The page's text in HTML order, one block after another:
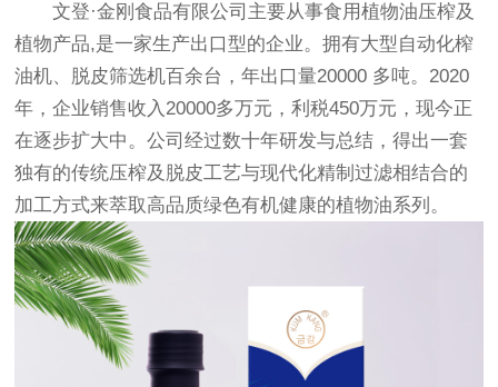
文登·金刚食品有限公司主要从事食用植物油压榨及
植物产品,是一家生产出口型的企业。拥有大型自动化榨
油机、脱皮筛选机百余台，年出口量20000 多吨。2020
年，企业销售收入20000多万元，利税450万元，现今正
在逐步扩大中。公司经过数十年研发与总结，得出一套
独有的传统压榨及脱皮工艺与现代化精制过滤相结合的
加工方式来萃取高品质绿色有机健康的植物油系列。